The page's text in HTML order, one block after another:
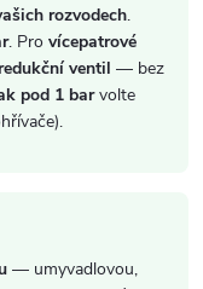
rozvodech.
. Pro vícepatrové
redukční ventil — bez
pod 1 barvolte
— umyvadlovou,